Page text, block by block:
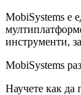
MobiSystems е
инструменти,
MobiSystems
Научете как да